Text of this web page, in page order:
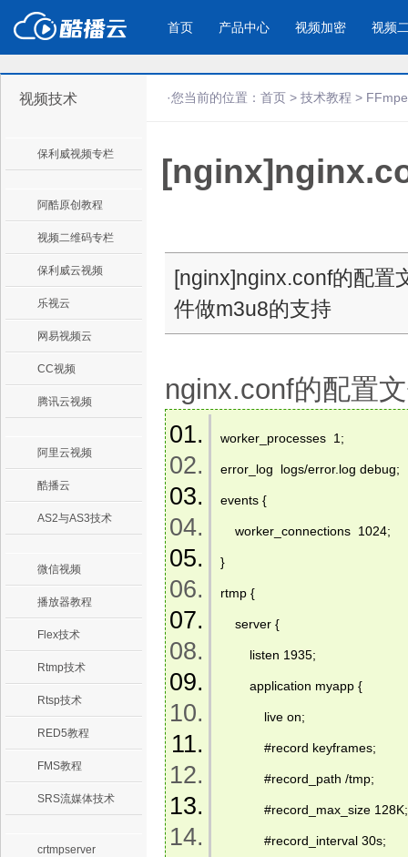
首页 产品中心
产品与新功能
视频加密防下载防录屏
教学课程全终端视频加密
防下载/防盗录/防录屏/防篡改
酷播云 | 企
免费稳定无广
视频加密 视频
应用场景
企业宣传
企业视频宣传，提升企业形象
产品宣传
个人网站
为个人网站、博客论坛，添加视频
工作汇报
工作场景的工作
年会节目
视频技术
保利威视频专栏
阿酷原创教程
视频二维码专栏
保利威云视频
乐视云
网易视频云
CC视频
腾讯云视频
阿里云视频
酷播云
AS2与AS3技术
微信视频
播放器教程
Flex技术
Rtmp技术
Rtsp技术
RED5教程
FMS教程
SRS流媒体技术
crtmpserver
·您当前的位置： 首页 > 技术教程 >
[nginx]nginx.conf的配置
件做m3u8的支持
nginx.conf的配置
worker_processes  1;
error_log  logs/error.log
events {
worker_connections  1024;
}
rtmp {
server {
listen 1935;
application myapp {
live on;
#record keyframes;
#record_path /tmp;
#record_max_size
#record_interval 30s;